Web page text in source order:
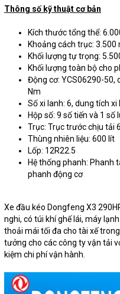
Thông số kỹ thuật cơ bản
Kích thước tổng thể:
Khoảng cách trục: 3.500
Khối lượng tự trọng:
Khối lượng toàn bộ cho
Động cơ: YCS06290-50,
Nm
Số xi lanh: 6, dung tích xi
Hộp số: 9 số tiến và 1 số
Trục: Trục trước chịu tải
Thùng nhiên liệu: 600 lít
Lốp: 12R22.5
Hệ thống phanh: Phanh
phanh động cơ
Xe đầu kéo Dongfeng X3
nghi, có túi khí ghế lái, máy
thoải mái tối đa cho tài xế
tưởng cho các công ty vận tải
kiệm chi phí vận hành.